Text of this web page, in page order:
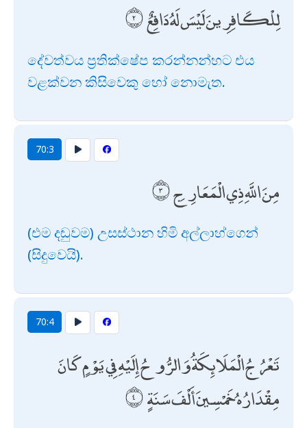
لِلْكَافِرِينَ لَيْسَ لَهُ دَافِعٌ
දේවත්වය ප්‍රතික්ෂේප කරන්නන්හට එය
වළක්වන කිසිවෙකු හෝ නොමැත.
70:3
مِنَ اللَّهِ ذِي الْمَعَارِجِ
(එම දඬුවම) උසස්ථාන හිමි අල්ලාහ්ගෙන්
(සිදුවෙයි).
70:4
تَعْرُجُ الْمَلَائِكَةُ وَالرُّوحُ إِلَيْهِ فِي يَوْمٍ كَانَ
مِقْدَارُهُ خَمْسِينَ أَلْفَ سَنَةٍ